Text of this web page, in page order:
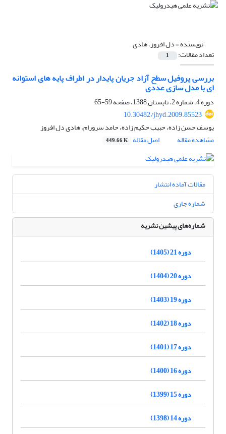
نویسنده =دل افروز، هادی
تعداد مقالات: 1
بررسی پروفیل سطح آزاد جریان پایدار در اطراف پایه های استوانه
ای با مدل سازی عددی
دوره 4، شماره 2، تابستان 1388، صفحه
59-65
10.30482/jhyd.2009.85523
یوسف حسن زاده، حبیب حکیم زاده، حامد سرورام، هادی دل افروز
مشاهده مقاله
اصل مقاله 449.66 K
مقالات آماده انتشار
شماره جاری
شماره‌های پیشین نشریه
دوره 21 (1405)
دوره 20 (1404)
دوره 19 (1403)
دوره 18 (1402)
دوره 17 (1401)
دوره 16 (1400)
دوره 15 (1399)
دوره 14 (1398)